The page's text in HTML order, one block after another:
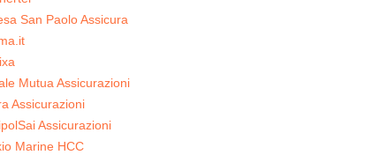
San Paolo Assicura
Mutua Assicurazioni
Assicurazioni
Assicurazioni
Marine HCC